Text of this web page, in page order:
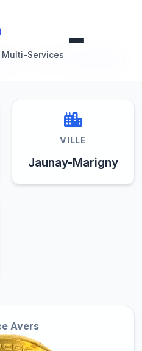
Services
/ Le Solido
VILLE
Jaunay-Marigny
Avers